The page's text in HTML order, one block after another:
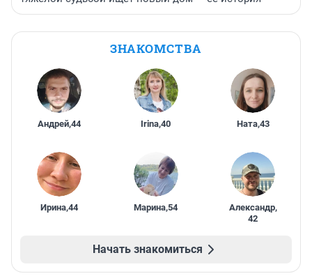
ЗНАКОМСТВА
Андрей,44 Irina,40 Ната,43
Ирина,44 Марина,54 Александр,
42
Начать знакомиться